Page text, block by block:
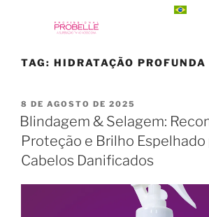
TAG: HIDRATAÇÃO PROFUNDA
8 DE AGOSTO DE 2025
Blindagem & Selagem:
Proteção e Brilho Espelhado
Cabelos Danificados